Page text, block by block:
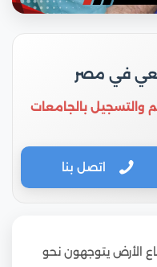
في مصر
والتسجيل بالجامعات
اتصل بنا
الأرض يتوجهون نحو